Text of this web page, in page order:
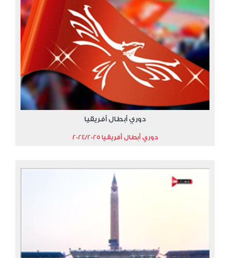
دوري أبطال أفريقيا
دوري أبطال أفريقيا 2024/2025